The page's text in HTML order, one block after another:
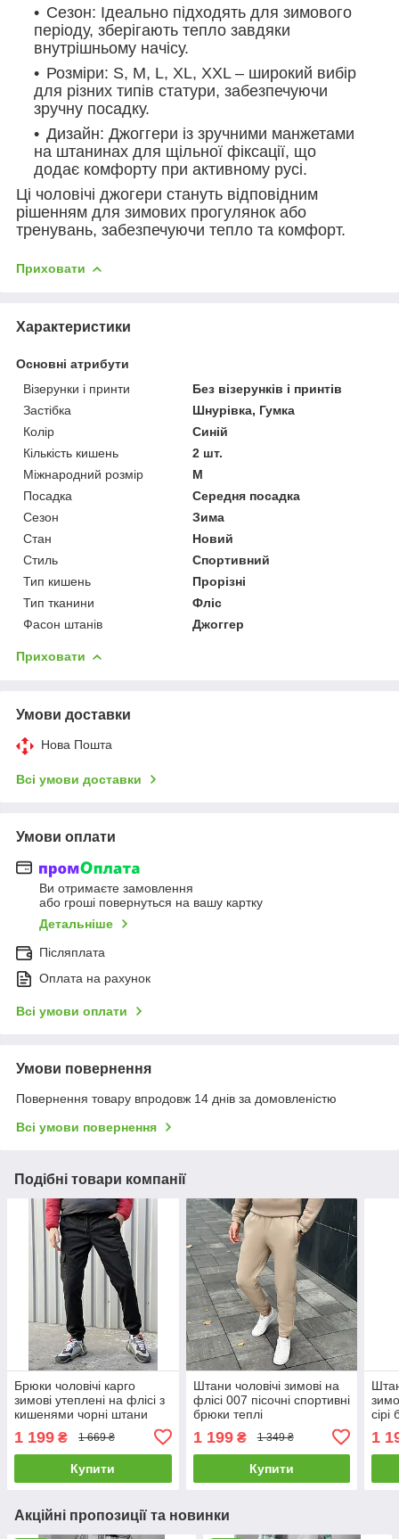
Сезон: Ідеально підходять для зимового
періоду, зберігають тепло завдяки
внутрішньому начісу.
Розміри: S, M, L, XL, XXL – широкий вибір
для різних типів статури, забезпечуючи
зручну посадку.
Дизайн: Джоггери із зручними манжетами
на штанинах для щільної фіксації, що
додає комфорту при активному русі.
Ці чоловічі джогери стануть відповідним
рішенням для зимових прогулянок або
тренувань, забезпечуючи тепло та комфорт.
Приховати
Характеристики
Основні атрибути
Візерунки і принти
Без візерунків і принтів
Застібка
Шнурівка, Гумка
Колір
Синій
Кількість кишень
2 шт.
Міжнародний розмір
M
Посадка
Середня посадка
Сезон
Зима
Стан
Новий
Стиль
Спортивний
Тип кишень
Прорізні
Тип тканини
Фліс
Фасон штанів
Джоггер
Приховати
Умови доставки
Нова Пошта
Всі умови доставки
Умови оплати
Ви отримаєте замовлення
або гроші повернуться на вашу картку
Детальніше
Післяплата
Оплата на рахунок
Всі умови оплати
Умови повернення
Повернення товару впродовж 14 днів за домовленістю
Всі умови повернення
Подібні товари компанії
Брюки чоловічі карго
зимові утеплені на флісі з
кишенями чорні штани
1 199 ₴ 1 669 ₴
Купити
Штани чоловічі зимові на
флісі 007 пісочні спортивні
брюки теплі
1 199₴ 1 349 ₴
Купити
1
Акційні пропозиції та новинки